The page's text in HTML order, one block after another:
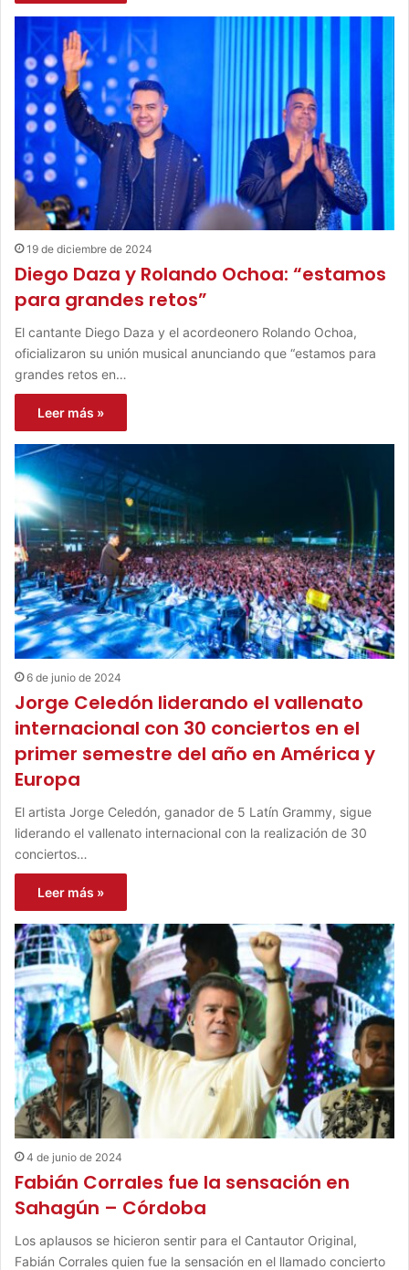
19 de diciembre de 2024
Diego Daza y Rolando Ochoa: “estamos
para grandes retos”
El cantante Diego Daza y el acordeonero Rolando Ochoa,
oficializaron su unión musical anunciando que “estamos para
grandes retos en…
Leer más »
6 de junio de 2024
Jorge Celedón liderando el vallenato
internacional con 30 conciertos en el
primer semestre del año en América y
Europa
El artista Jorge Celedón, ganador de 5 Latín Grammy, sigue
liderando el vallenato internacional con la realización de 30
conciertos…
Leer más »
4 de junio de 2024
Fabián Corrales fue la sensación en
Sahagún – Córdoba
Los aplausos se hicieron sentir para el Cantautor Original,
Fabián Corrales quien fue la sensación en el llamado concierto